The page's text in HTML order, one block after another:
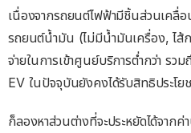
เนื่องจากรถยนต์ไฟฟ้ามีชิ้นส่วนเคลื่อ
รถยนต์น้ำมัน (ไม่มีน้ำมันเครื่อง, ไส้
จ่ายในการเข้าศูนย์บริการต่ำกว่า รว
EV ในปัจจุบันยังคงได้รับสิทธิประโ
ก็ลองหาส่วนต่างที่จะประหยัดได้จาก